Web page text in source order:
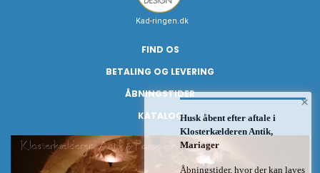
Kad-ringen.dk
FIND OS
BETALING OG LEVERING
ÅBNINGSTIDER
KATALOG
×
Husk åbent efter aftale i
Klosterkælderen Antik,
Mariager
Åbningstider, hvor der kan laves